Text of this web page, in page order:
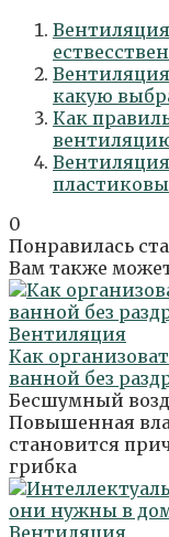
Вентиляция
какую
Как
0
Понравилась
Вам также
Вентиляция
Как
ванной без
Бесшумный
Повышенная
становится
грибка